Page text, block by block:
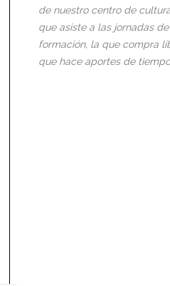
de nuestro centro de
que asiste a las jornadas de
formación, la que compra
que hace aportes de